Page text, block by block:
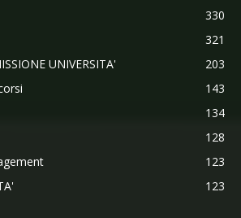
330
321
UNIVERSITA'
203
143
134
128
123
123